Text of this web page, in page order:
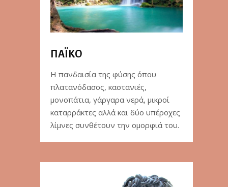
ΠΑΪΚΟ
Η πανδαισία της φύσης όπου
πλατανόδασος, καστανιές,
μονοπάτια, γάργαρα νερά, μικροί
καταρράκτες αλλά και δύο υπέροχες
λίμνες συνθέτουν την ομορφιά του.